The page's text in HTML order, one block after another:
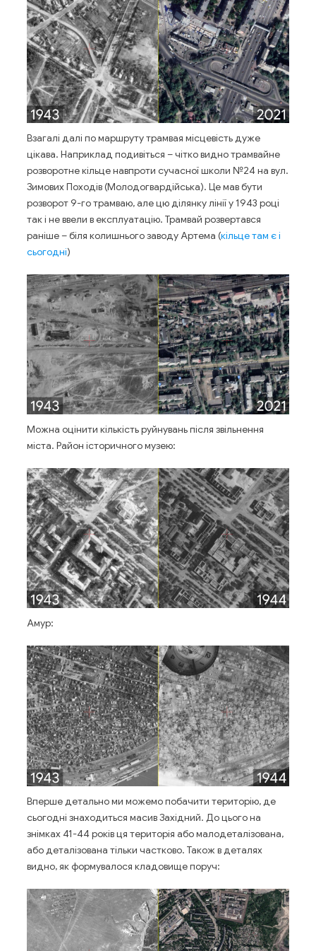
Взагалі далі по маршруту трамвая місцевість дуже
цікава. Наприклад подивіться – чітко видно трамвайне
розворотне кільце навпроти сучасної школи №24 на вул.
Зимових Походів (Молодогвардійська). Це мав бути
розворот 9-го трамваю, але цю ділянку лінії у 1943 році
так і не ввели в експлуатацію. Трамвай розвертався
раніше – біля колишнього заводу Артема (кільце там є і
сьогодні)
Можна оцінити кількість руйнувань після звільнення
міста. Район історичного музею:
Амур:
Вперше детально ми можемо побачити територію, де
сьогодні знаходиться масив Західний. До цього на
знімках 41-44 років ця територія або малодеталізована,
або деталізована тільки частково. Також в деталях
видно, як формувалося кладовище поруч: